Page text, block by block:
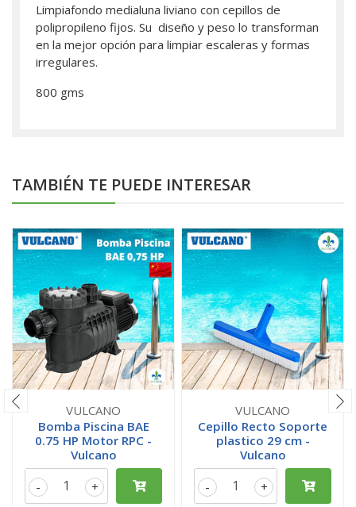
Limpiafondo medialuna liviano con cepillos de
polipropileno fijos. Su diseño y peso lo transforman
en la mejor opción para limpiar escaleras y formas
irregulares.
800 gms
TAMBIÉN TE PUEDE INTERESAR
VULCANO
Bomba Piscina BAE
0.75 HP Motor RPC -
Vulcano
+
-
VULCANO
Cepillo Recto Soporte
plastico 29 cm -
Vulcano
+
-